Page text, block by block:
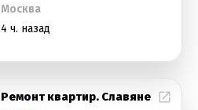
Москва
4 ч. назад
Ремонт квартир. Славяне